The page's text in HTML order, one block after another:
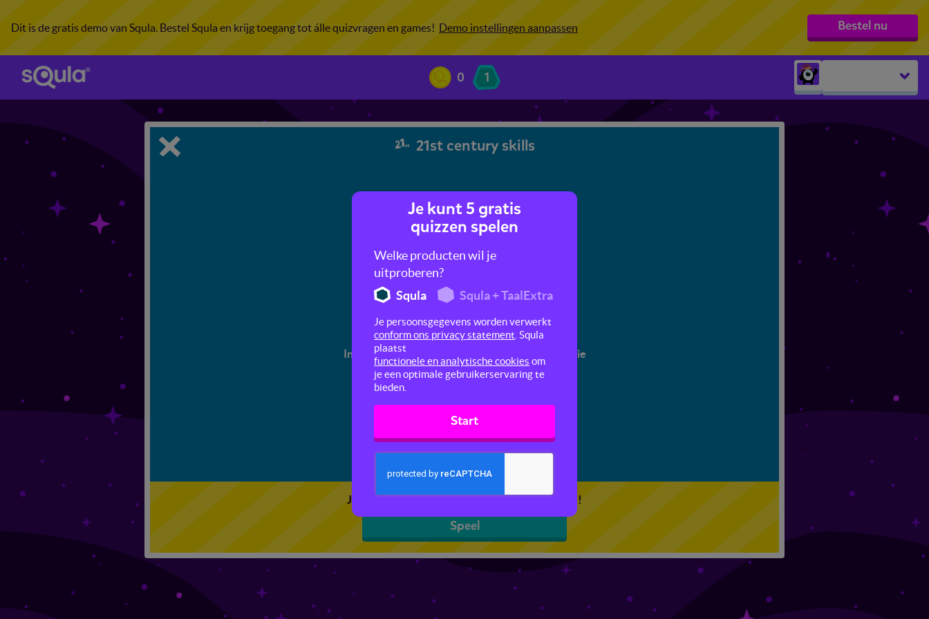
Dit is de gratis demo van Squla. Bestel Squla en krijg toegang tot álle quizvragen en games! Demo instellingen aanpassen Bestel nu
0 1
groep 1
groep 4
groep 5
21st century skills
In deze quiz leer je alles over soorten technologie
door de jaren heen, van vroeger tot nu.
Je kunt 5 gratis quizzen spelen. Speel de eerste!
Speel
Je kunt 5 gratis
quizzen spelen
Welke producten wil je
uitproberen?
Squla
Squla + TaalExtra
Je persoonsgegevens worden verwerkt
conform ons privacy statement . Squla
plaatst
functionele en analytische cookies om
je een optimale gebruikerservaring te
bieden.
Start